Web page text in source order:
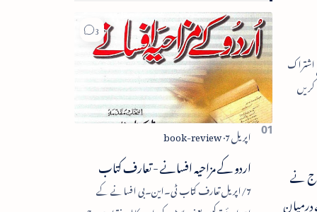
نے
درمیان
اردو کے مزاحیہ افسانے - تعارف کتاب
7/اپریل تعارف کتاب ٹی۔این۔بی افسانے کے